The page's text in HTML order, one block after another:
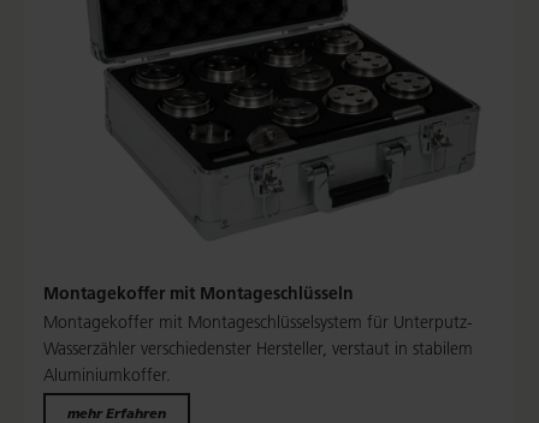
Montagekoffer mit Montageschlüsseln
Montagekoffer mit Montageschlüsselsystem für Unterputz-
Wasserzähler verschiedenster Hersteller, verstaut in stabilem
Aluminiumkoffer.
mehr Erfahren